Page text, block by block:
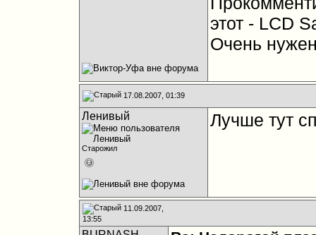
этот - LCD
Очень
17.08.2007, 01:39
Ленивый
Старожил
Лучше тут
11.09.2007,
13:55